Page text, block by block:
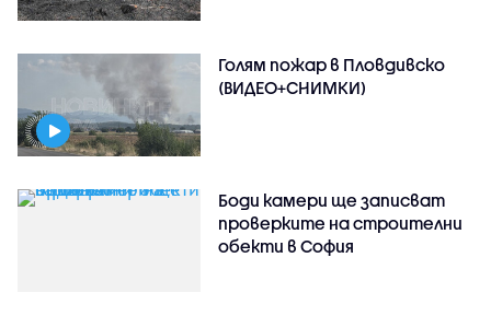
Голям пожар в Пловдивско
(ВИДЕО+СНИМКИ)
Боди камери ще записват
проверките на строителни
обекти в София